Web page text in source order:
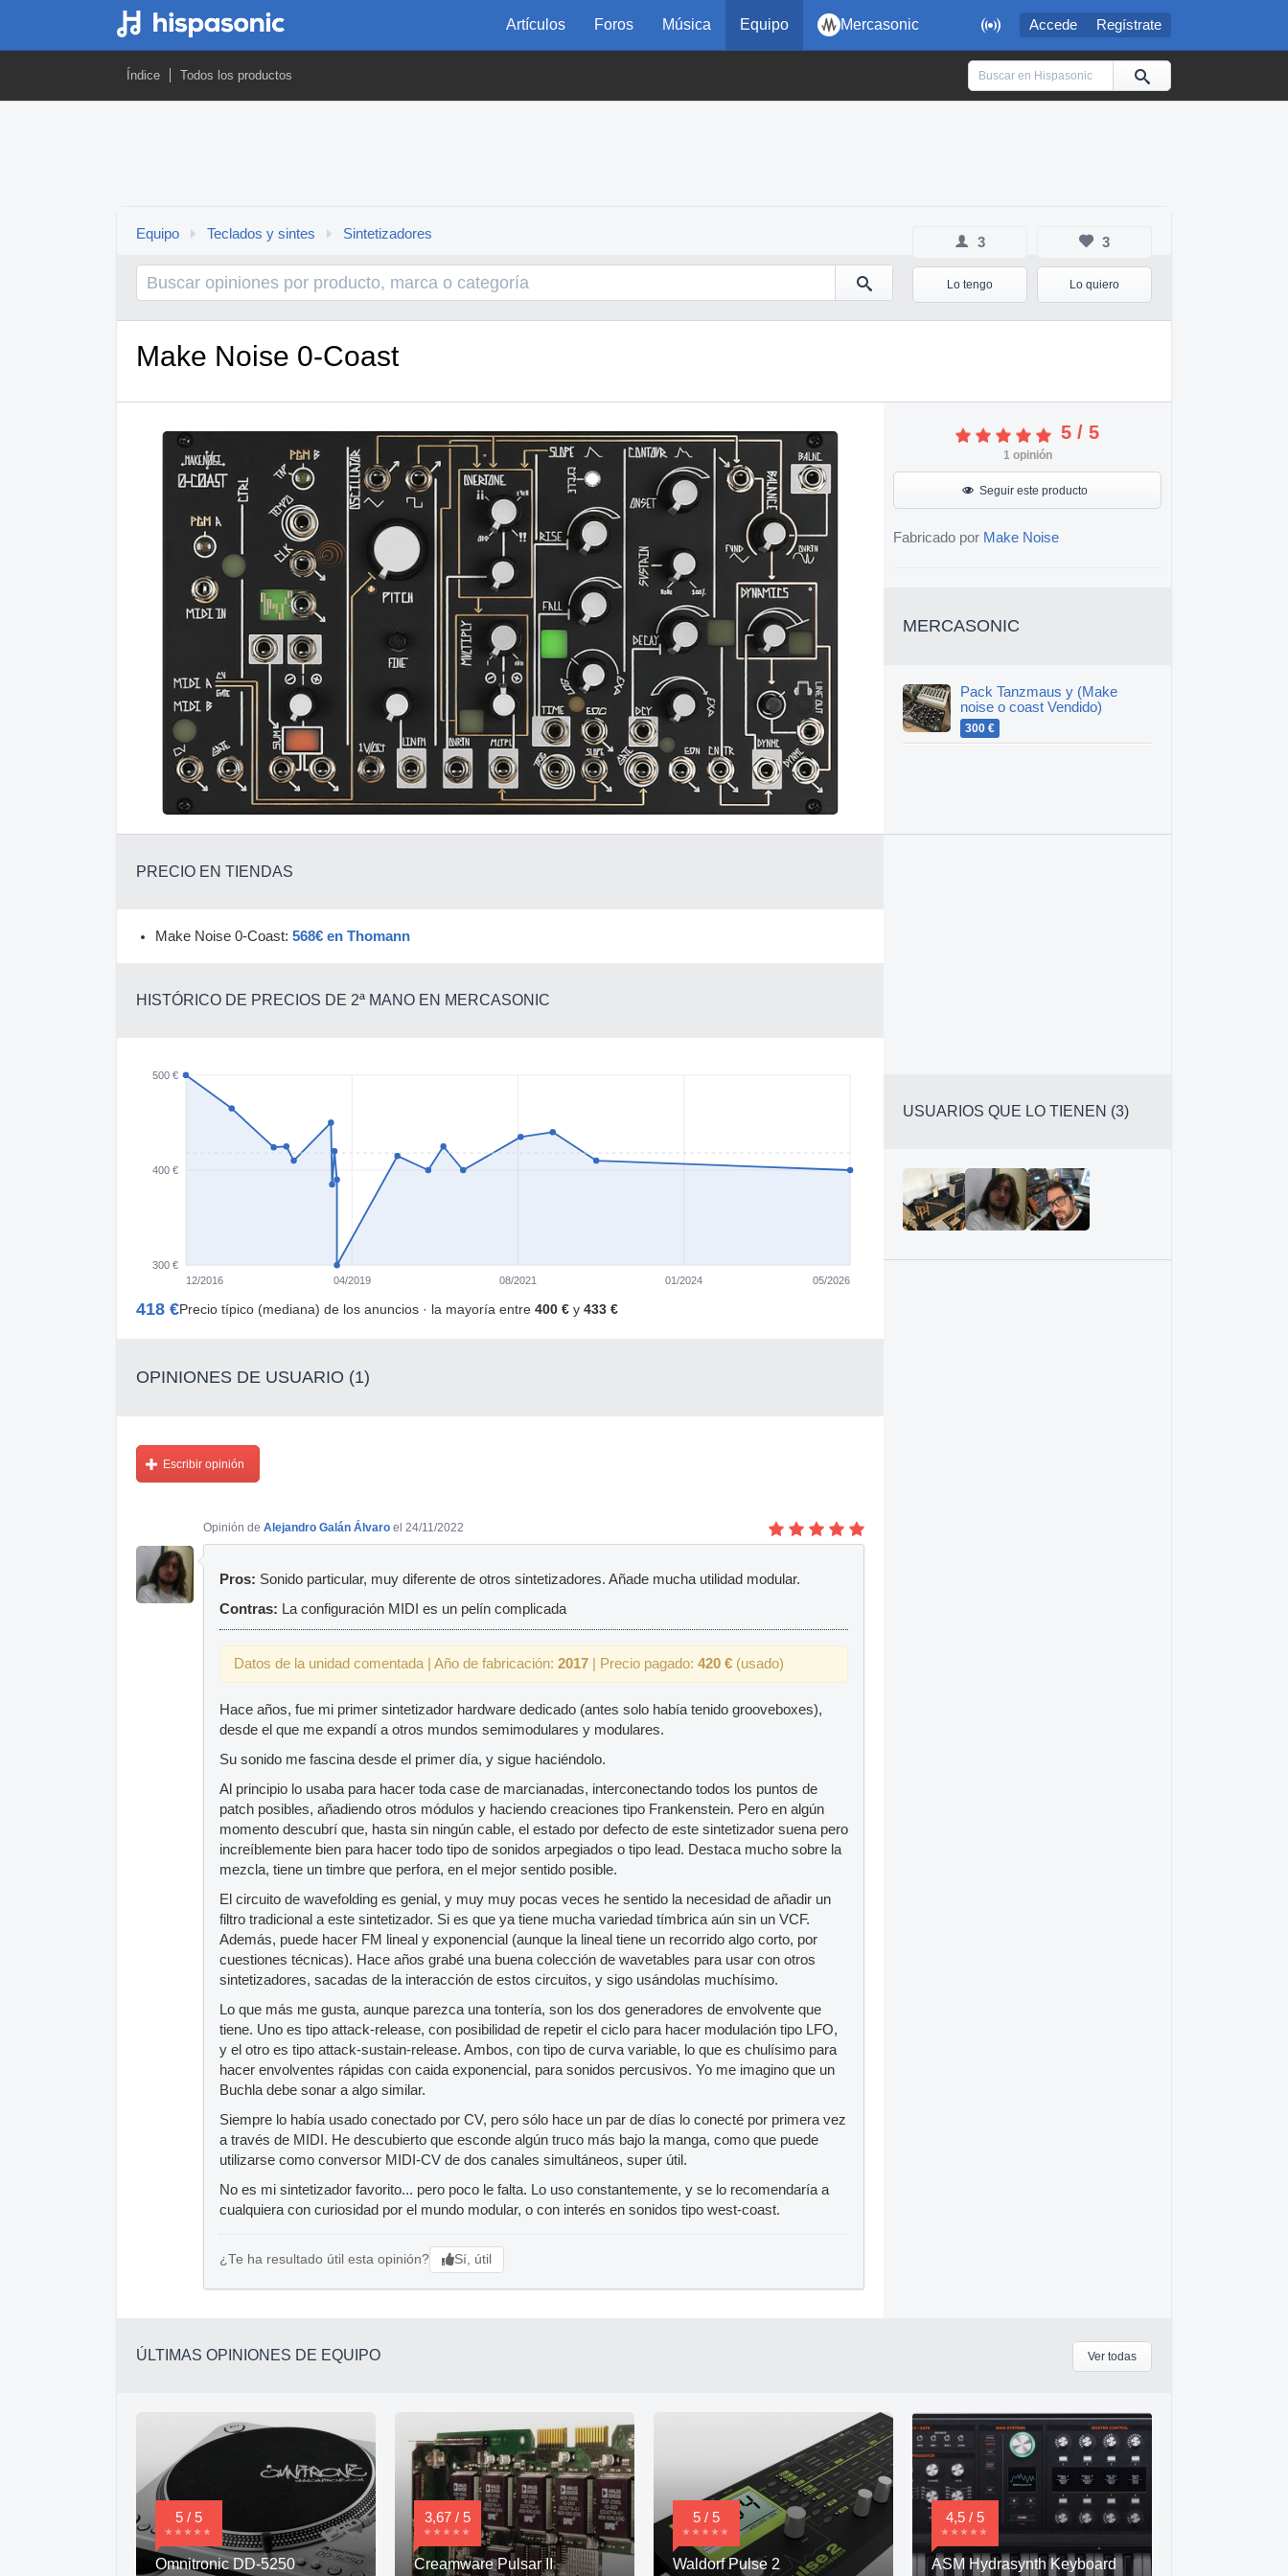
 Accede Regístrate
Artículos Foros Música Equipo Mercasonic
Índice Todos los productos
3
Lo tengo
3
Lo quiero
Equipo Teclados y sintes Sintetizadores
Make Noise 0-Coast
5 / 5
1opinión
Seguir este producto
Fabricado por Make Noise
MERCASONIC
Pack Tanzmaus y (Make
noise o coast Vendido)
300 €
PRECIO EN TIENDAS
Make Noise 0-Coast: 568€ en Thomann
HISTÓRICO DE PRECIOS DE 2ª MANO EN MERCASONIC
300 €
400 €
500 €
12/2016 04/2019 08/2021 01/2024 05/2026
418 €Precio típico (mediana) de los anuncios · la mayoría entre 400 € y 433 €
OPINIONES DE USUARIO (1)
Escribir opinión
Opinión de Alejandro Galán Álvaro el 24/11/2022
Pros: Sonido particular, muy diferente de otros sintetizadores. Añade mucha utilidad modular.
Contras: La configuración MIDI es un pelín complicada
Datos de la unidad comentada | Año de fabricación: 2017 | Precio pagado: 420 € (usado)
Hace años, fue mi primer sintetizador hardware dedicado (antes solo había tenido grooveboxes),
desde el que me expandí a otros mundos semimodulares y modulares.
Su sonido me fascina desde el primer día, y sigue haciéndolo.
Al principio lo usaba para hacer toda case de marcianadas, interconectando todos los puntos de
patch posibles, añadiendo otros módulos y haciendo creaciones tipo Frankenstein. Pero en algún
momento descubrí que, hasta sin ningún cable, el estado por defecto de este sintetizador suena pero
increíblemente bien para hacer todo tipo de sonidos arpegiados o tipo lead. Destaca mucho sobre la
mezcla, tiene un timbre que perfora, en el mejor sentido posible.
El circuito de wavefolding es genial, y muy muy pocas veces he sentido la necesidad de añadir un
filtro tradicional a este sintetizador. Si es que ya tiene mucha variedad tímbrica aún sin un VCF.
Además, puede hacer FM lineal y exponencial (aunque la lineal tiene un recorrido algo corto, por
cuestiones técnicas). Hace años grabé una buena colección de wavetables para usar con otros
sintetizadores, sacadas de la interacción de estos circuitos, y sigo usándolas muchísimo.
Lo que más me gusta, aunque parezca una tontería, son los dos generadores de envolvente que
tiene. Uno es tipo attack-release, con posibilidad de repetir el ciclo para hacer modulación tipo LFO,
y el otro es tipo attack-sustain-release. Ambos, con tipo de curva variable, lo que es chulísimo para
hacer envolventes rápidas con caida exponencial, para sonidos percusivos. Yo me imagino que un
Buchla debe sonar a algo similar.
Siempre lo había usado conectado por CV, pero sólo hace un par de días lo conecté por primera vez
a través de MIDI. He descubierto que esconde algún truco más bajo la manga, como que puede
utilizarse como conversor MIDI-CV de dos canales simultáneos, super útil.
No es mi sintetizador favorito... pero poco le falta. Lo uso constantemente, y se lo recomendaría a
cualquiera con curiosidad por el mundo modular, o con interés en sonidos tipo west-coast.
¿Te ha resultado útil esta opinión? Sí, útil
USUARIOS QUE LO TIENEN (3)
ÚLTIMAS OPINIONES DE EQUIPO Ver todas
5 / 5
Omnitronic DD-5250
3,67 / 5
Creamware Pulsar II
5 / 5
Waldorf Pulse 2
4,5 / 5
ASM Hydrasynth Keyboard